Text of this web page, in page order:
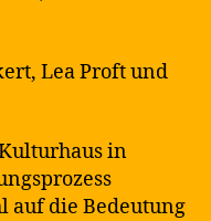
Lea Proft und
in
auf die Bedeutung